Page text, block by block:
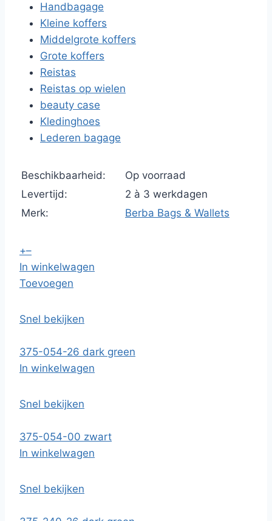
Handbagage
Kleine koffers
Middelgrote koffers
Grote koffers
Reistas
Reistas op wielen
beauty case
Kledinghoes
Lederen bagage
Beschikbaarheid:
Op voorraad
Levertijd:
2 à 3 werkdagen
Merk:
Berba Bags & Wallets
+–
In winkelwagen
Toevoegen
Snel bekijken
375-054-26 dark green
In winkelwagen
Snel bekijken
375-054-00 zwart
In winkelwagen
Snel bekijken